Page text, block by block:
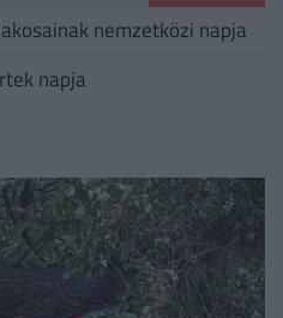
nemzetközi napja
napja